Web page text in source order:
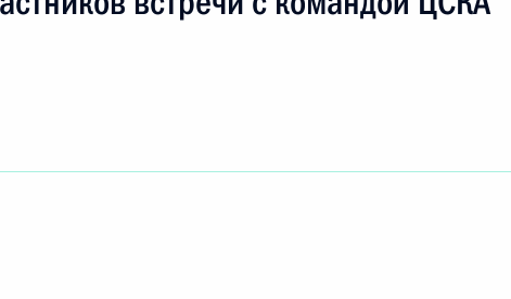
с членами Совета Безопасности